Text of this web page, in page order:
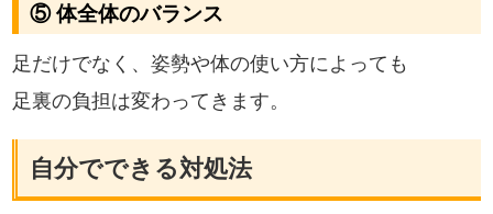
⑤ 体全体のバランス
足だけでなく、姿勢や体の使い方によっても
足裏の負担は変わってきます。
自分でできる対処法